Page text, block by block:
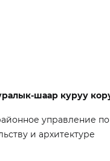
шаар куруу
управление по
и архитектуре